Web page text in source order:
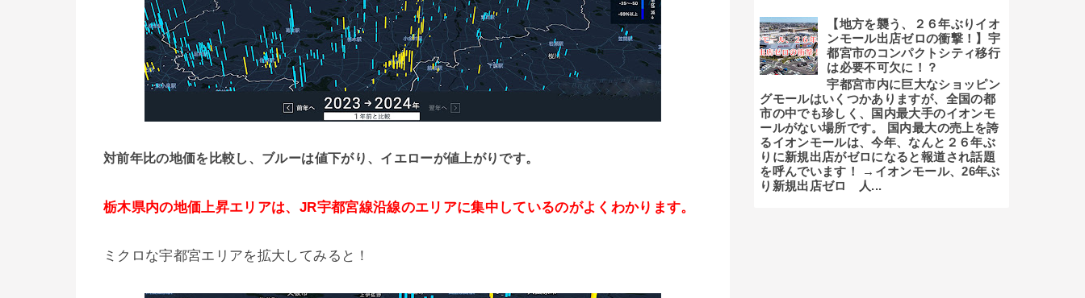
対前年比の地価を比較し、ブルーは値下がり、イエローが値上がりです。
栃木県内の地価上昇エリアは、JR宇都宮線沿線のエリアに集中しているのがよくわかります。
ミクロな宇都宮エリアを拡大してみると！
【地方を襲う、２６年ぶりイオ
ンモール出店ゼロの衝撃！】宇
都宮市のコンパクトシティ移行
は必要不可欠に！？
宇都宮市内に巨大なショッピン
グモールはいくつかありますが、全国の都
市の中でも珍しく、国内最大手のイオンモ
ールがない場所です。 国内最大の売上を誇
るイオンモールは、今年、なんと２６年ぶ
りに新規出店がゼロになると報道され話題
を呼んでいます！ →イオンモール、26年ぶ
り新規出店ゼロ 人...